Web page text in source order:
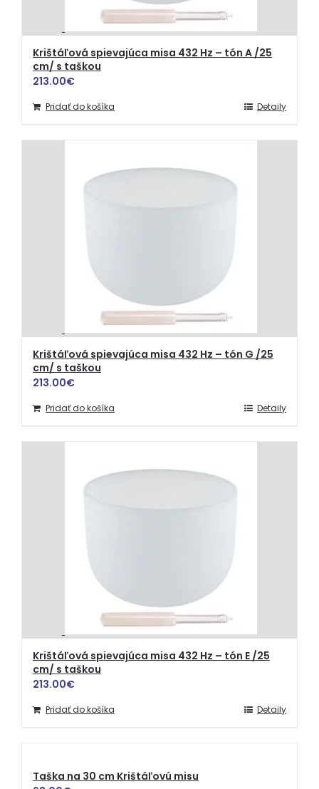
Krištáľová spievajúca misa 432 Hz – tón A /25
cm/ s taškou
213.00€
Pridať do košíka Detaily
Krištáľová spievajúca misa 432 Hz – tón G /25
cm/ s taškou
213.00€
Pridať do košíka Detaily
Krištáľová spievajúca misa 432 Hz – tón E /25
cm/ s taškou
213.00€
Pridať do košíka Detaily
Taška na 30 cm Krištáľovú misu